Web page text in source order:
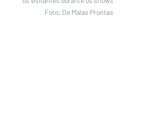
Foto: De Malas Prontas